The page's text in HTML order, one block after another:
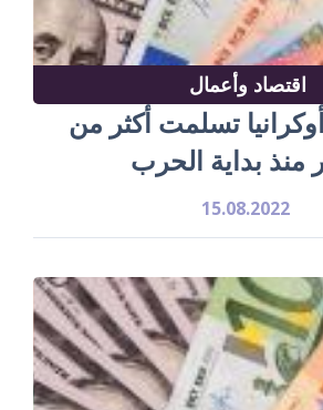
اقتصاد وأعمال
أوكرانيا تسلمت أكثر من
15.08.2022